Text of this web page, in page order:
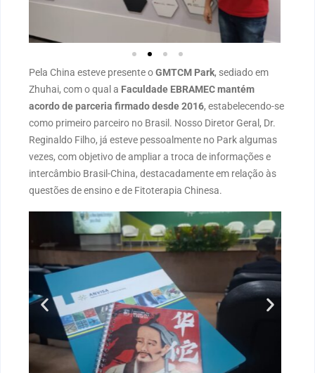
Pela China esteve presente oGMTCM Park, sediado em
Zhuhai, com o qual a Faculdade EBRAMEC mantém
acordo de parceria firmado desde 2016, estabelecendo-se
como primeiro parceiro no Brasil. Nosso Diretor Geral, Dr.
Reginaldo Filho, já esteve pessoalmente no Park algumas
vezes, com objetivo de ampliar a troca de informações e
intercâmbio Brasil-China, destacadamente em relação às
questões de ensino e de Fitoterapia Chinesa.